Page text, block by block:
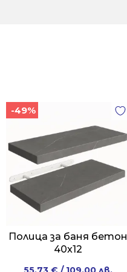
-49%
Полица за баня бетон
40x12
Original
Current